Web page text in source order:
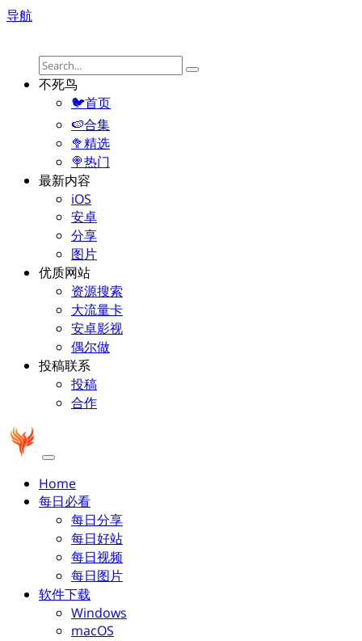
导航
不死鸟
🐦首页
🍉合集
🥦精选
🍭热门
最新内容
iOS
安卓
分享
图片
优质网站
资源搜索
大流量卡
安卓影视
偶尔做
投稿联系
投稿
合作
Home
每日必看
每日分享
每日好站
每日视频
每日图片
软件下载
Windows
macOS